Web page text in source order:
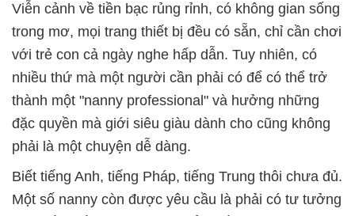
Viễn cảnh về tiền bạc rủng rỉnh, có không gian sống
trong mơ, mọi trang thiết bị đều có sẵn, chỉ cần chơi
với trẻ con cả ngày nghe hấp dẫn. Tuy nhiên, có
nhiều thứ mà một người cần phải có để có thể trở
thành một "nanny professional" và hưởng những
đặc quyền mà giới siêu giàu dành cho cũng không
phải là một chuyện dễ dàng.
Biết tiếng Anh, tiếng Pháp, tiếng Trung thôi chưa đủ.
Một số nanny còn được yêu cầu là phải có tư tưởng